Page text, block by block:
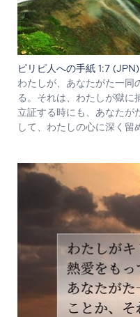
ピリピ人への手紙 1:7 (JPN)
わたしが、あなたがた一同
る。それは、わたしが獄に
立証する時にも、あなたが
して、わたしの心に深く留